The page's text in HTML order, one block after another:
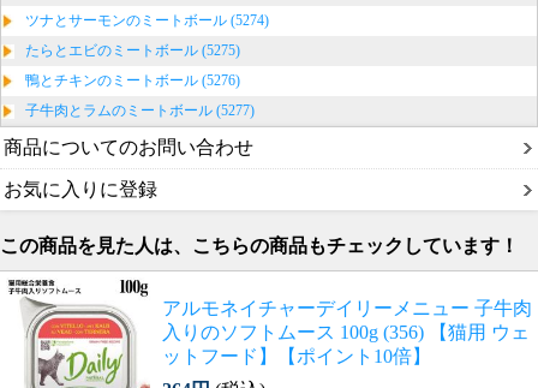
ツナとサーモンのミートボール (5274)
たらとエビのミートボール (5275)
鴨とチキンのミートボール (5276)
子牛肉とラムのミートボール (5277)
商品についてのお問い合わせ
お気に入りに登録
この商品を見た人は、こちらの商品もチェックしています！
アルモネイチャーデイリーメニュー 子牛肉
入りのソフトムース 100g (356) 【猫用 ウェ
ットフード】【ポイント10倍】